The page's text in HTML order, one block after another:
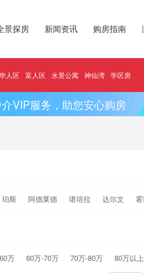
景探房 新闻资讯 购房指南
人区 富人区 水景公寓 神仙湾 学区房
VIP服务，助您安心购房
珀斯 阿德莱德 堪培拉 达尔文
万 60万-70万 70万-80万 80万以上